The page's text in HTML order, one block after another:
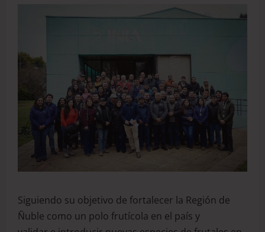
Siguiendo su objetivo de fortalecer la Región de
Ñuble como un polo frutícola en el país y